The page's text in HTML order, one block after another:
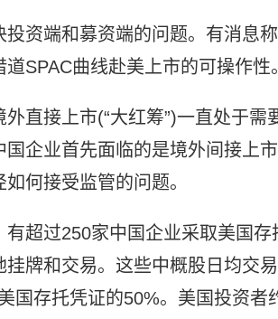
投资端和募资端的问题。有消息
SPAC曲线赴美上市的可操作性。
直接上市(“大红筹”)一直处于
企业首先面临的是境外间接上
何接受监管的问题。
有超过250家中国企业采取美国
牌和交易。这些中概股日均交
国存托凭证的50%。美国投资者